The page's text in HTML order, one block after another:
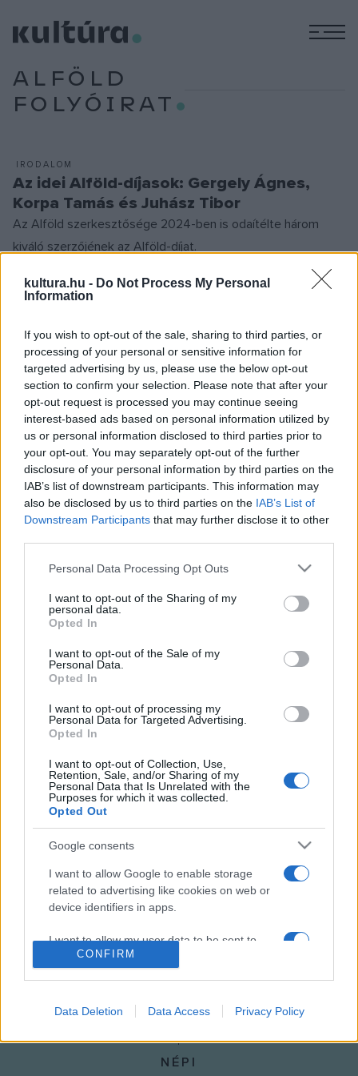
kultura.hu - Do Not Process My Personal
Information
If you wish to opt-out of the sale, sharing to third parties, or
processing of your personal or sensitive information for
targeted advertising by us, please use the below opt-out
section to confirm your selection. Please note that after your
opt-out request is processed you may continue seeing
interest-based ads based on personal information utilized by
us or personal information disclosed to third parties prior to
your opt-out. You may separately opt-out of the further
disclosure of your personal information by third parties on the
IAB’s list of downstream participants. This information may
also be disclosed by us to third parties on the IAB’s List of
Downstream Participants that may further disclose it to other
Please note that this website/app uses one or more Google
not limited to your visit or usage behaviour. You may click to
grant or deny consent to Google and its third-party tags to
use your data for below specified purposes in below Google
consent section.
Personal Data Processing Opt Outs
I want to opt-out of the Sharing of my
personal data.
Opted In
I want to opt-out of the Sale of my
Personal Data.
Opted In
I want to opt-out of processing my
Personal Data for Targeted Advertising.
Opted In
I want to opt-out of Collection, Use,
Retention, Sale, and/or Sharing of my
Personal Data that Is Unrelated with the
Purposes for which it was collected.
Opted Out
Google consents
I want to allow Google to enable storage
related to advertising like cookies on web or
device identifiers in apps.
I want to allow my user data to be sent to
Google for online advertising purposes.
personalized advertising.
I want to allow Google to enable storage
related to analytics like cookies on web or
CONFIRM
Data Deletion Data Access Privacy Policy
ALFÖLD
FOLYÓIRAT
IRODALOM
Az idei Alföld-díjasok: Gergely Ágnes,
Korpa Tamás és Juhász Tibor
Az Alföld szerkesztősége 2024-ben is odaítélte három
kiváló szerzőjének az Alföld-díjat.
Idén is három szerző részesül Alföld-
díjban
Az Alföld szerkesztősége 2023-ban is odaítélte három
kiváló szerzőjének az Alföld-díjat: Bednanics Gábor
irodalomtörténész, Bodrogi Ferenc Máté irodalomtörténész
és Győrffy Ákos költő kapja idén a kitüntetést.
A Magyar Kultúráért Alapítvány kiírta
2023-as folyóirat-támogatási pályázatait
online formában megjelenő folyóiratok kiadói. A támogatás
célja a magyarországi és Kárpát-medencei magyar nyelvű
folyóiratkultúra kiszámítható működésének biztosítása és a
EGYÉB
Falcsik Mari nyerte az Alföld folyóirat
Petőfi-költőversenyét
Petőfi Sándor születésének 200. évfordulója alkalmából az
Alföld folyóirat szerkesztősége meghívásos költőversenyt
hirdetett, amelynek ünnepélyes díjátadóját az idén
húszesztendős Debreceni Költészeti Fesztivál keretében
tartják április 12-én.
NÉPI